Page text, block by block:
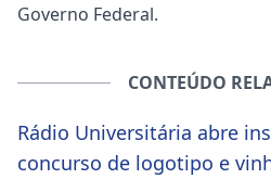
Governo Federal.
CONTEÚDO
Rádio Universitária abre
concurso de logotipo e